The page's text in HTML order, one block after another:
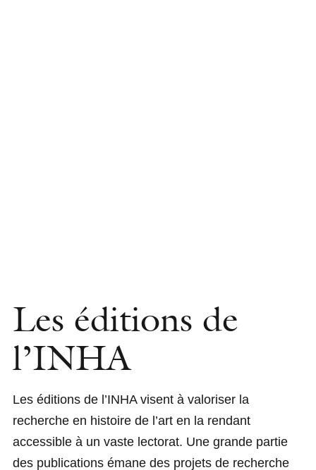
Les éditions de
l’INHA
Les éditions de l’INHA visent à valoriser la
recherche en histoire de l’art en la rendant
accessible à un vaste lectorat. Une grande partie
des publications émane des projets de recherche